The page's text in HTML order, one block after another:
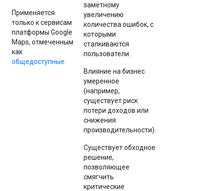
Применяется
только к сервисам
платформы Google
Maps, отмеченным
как
общедоступные.
заметному
увеличению
количества ошибок, с
которыми
сталкиваются
пользователи.
Влияние на бизнес
умеренное
(например,
существует риск
потери доходов или
снижения
производительности).
Существует обходное
решение,
позволяющее
смягчить
критические